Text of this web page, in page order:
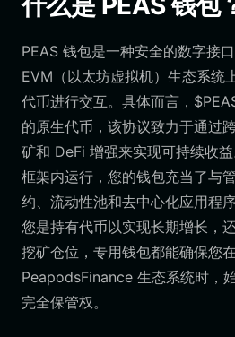
PEAS 钱包是一种安全的数字接
EVM（以太坊虚拟机）生态系统
代币进行交互。具体而言，
的原生代币，该协议致力于通过
矿和 DeFi 增强来实现可持续收
框架内运行，您的钱包充当了与
约、流动性池和去中心化应用程
您是持有代币以实现长期增长，
挖矿仓位，专用钱包都能确保您
PeapodsFinance 生态系统时，
完全保管权。